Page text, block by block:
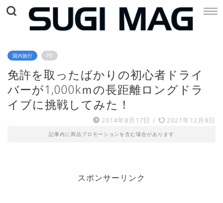
国内旅行 PR
免許を取ったばかりの初心者ドライ
バーが1,000kｍの長距離ロングドラ
イブに挑戦してみた！
2014年8月17日 / 2021年12月8日
記事内に商品プロモーションを含む場合があります
スポンサーリンク